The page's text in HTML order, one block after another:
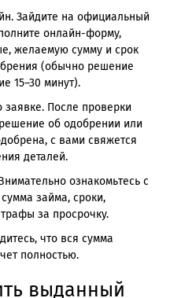
Зайдите на официальный
онлайн-форму,
желаемую сумму и срок
(обычно решение
15–30 минут).
После проверки
об одобрении или
с вами свяжется
деталей.
ознакомьтесь с
займа, сроки,
за просрочку.
что вся сумма
полностью.
выданный